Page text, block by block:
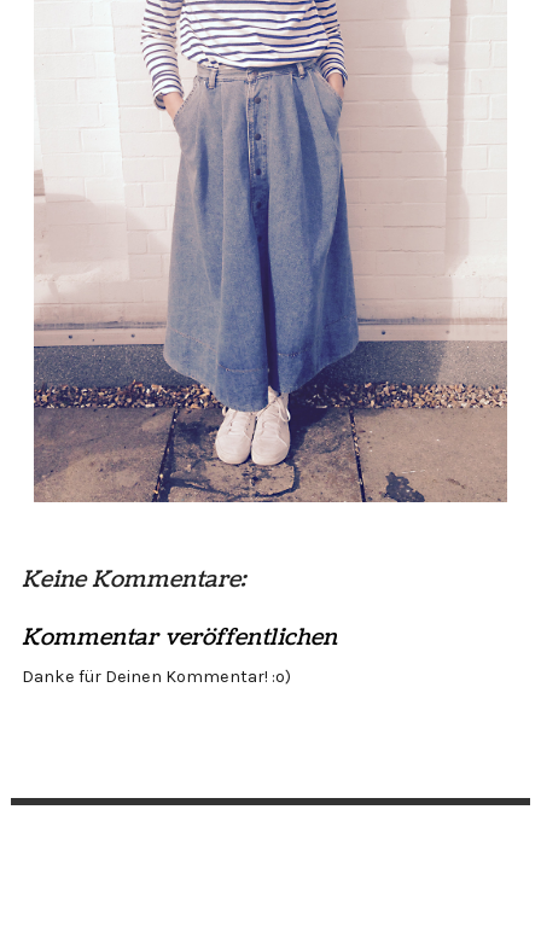
Keine Kommentare:
Kommentar veröffentlichen
Danke für Deinen Kommentar! :o)